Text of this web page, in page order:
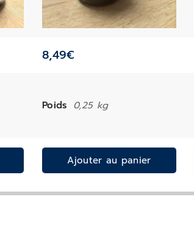
8,49€
Poids 0,25 kg
Ajouter au panier